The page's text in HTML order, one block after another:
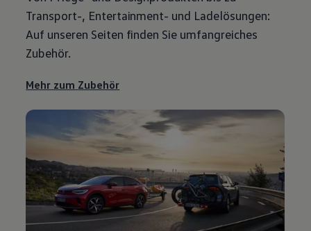
Transport-, Entertainment- und Ladelösungen:
Auf unseren Seiten finden Sie umfangreiches
Zubehör.
Mehr zum Zubehör